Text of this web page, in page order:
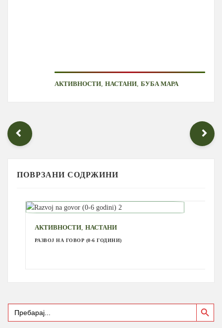
АКТИВНОСТИ,НАСТАНИ,БУБА МАРА
ПОВРЗАНИ СОДРЖИНИ
АКТИВНОСТИ,НАСТАНИ
РАЗВОЈ НА ГОВОР (0-6 ГОДИНИ)
Search
for:
Search Button